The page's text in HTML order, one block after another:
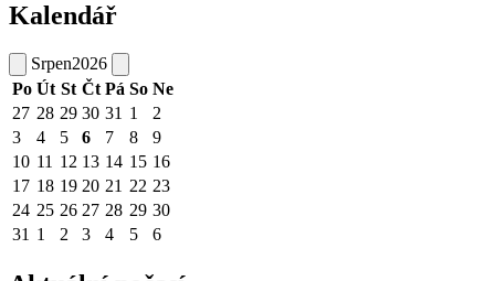
Kalendář
Srpen2026
Po Út St Čt Pá So Ne
27 28 29 30 31 1
2
3
4 5 6 7 8
9
10 11 12 13 14 15 16
17 18 19 20 21 22 23
24 25 26 27 28 29 30
31 1 2 3 4 5 6